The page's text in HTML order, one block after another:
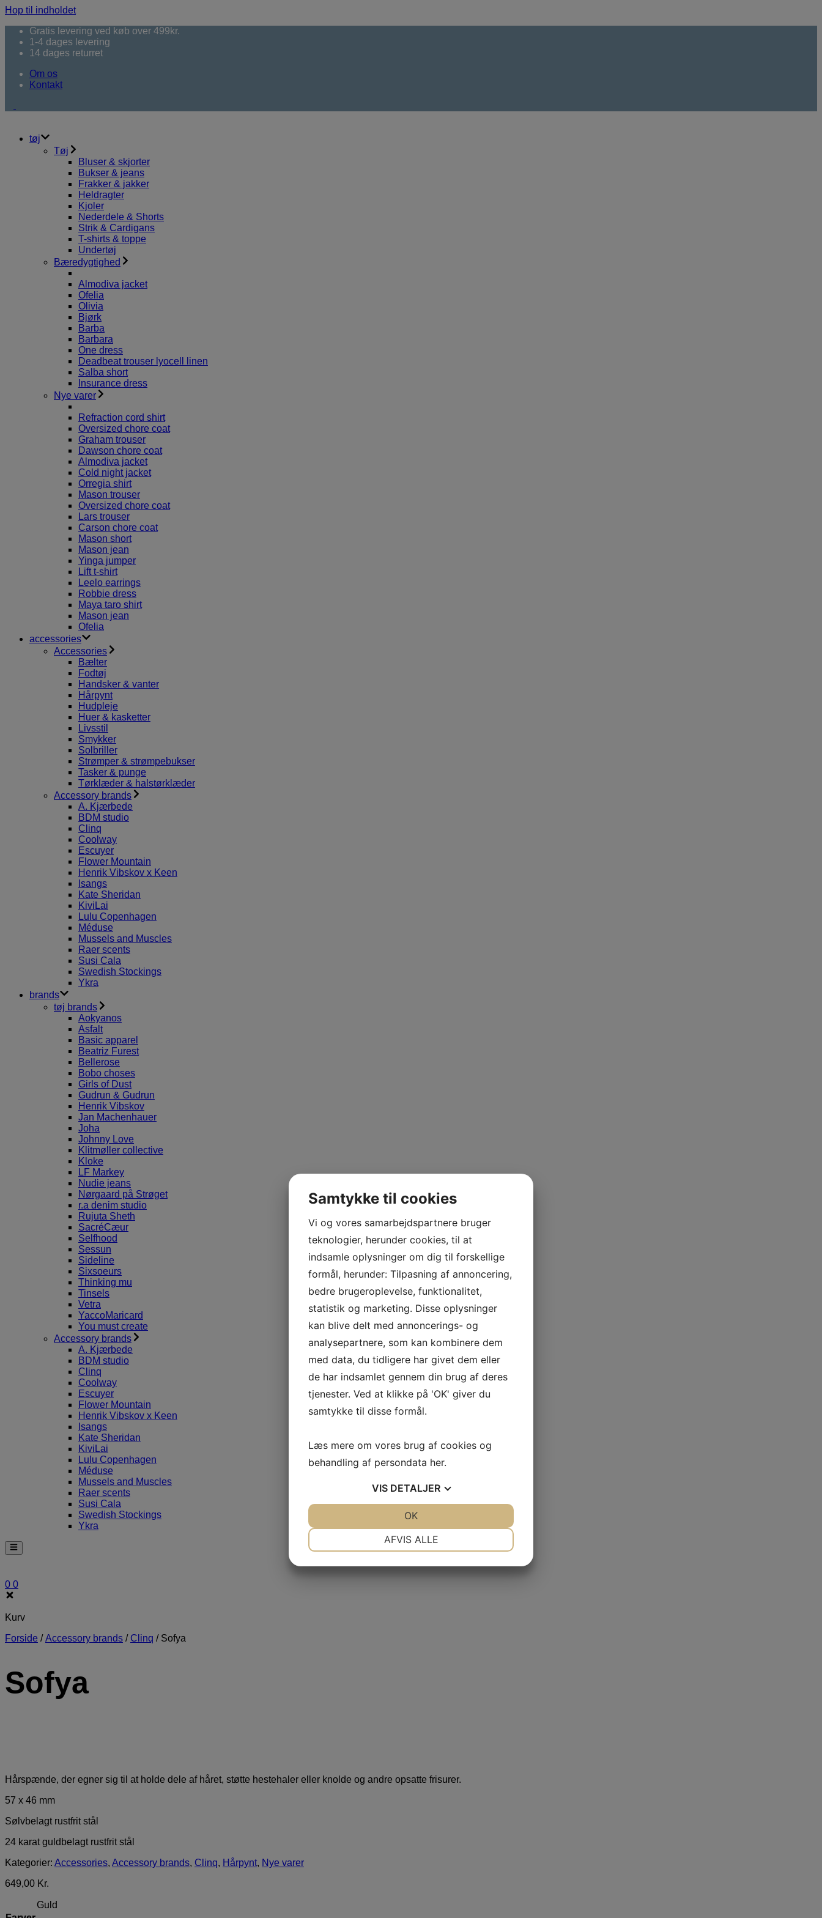
Hop til indholdet
Gratis levering ved køb over 499kr.
1-4 dages levering
14 dages returret
Om os
Kontakt
tøj
Tøj
Bluser & skjorter
Bukser & jeans
Frakker & jakker
Heldragter
Kjoler
Nederdele & Shorts
Strik & Cardigans
T-shirts & toppe
Undertøj
Bæredygtighed
Almodiva jacket
Ofelia
Olivia
Bjørk
Barba
Barbara
One dress
Deadbeat trouser lyocell linen
Salba short
Insurance dress
Nye varer
Refraction cord shirt
Oversized chore coat
Graham trouser
Dawson chore coat
Almodiva jacket
Cold night jacket
Orregia shirt
Mason trouser
Oversized chore coat
Lars trouser
Carson chore coat
Mason short
Mason jean
Yinga jumper
Lift t-shirt
Leelo earrings
Robbie dress
Maya taro shirt
Mason jean
Ofelia
accessories
Accessories
Bælter
Fodtøj
Handsker & vanter
Hårpynt
Hudpleje
Huer & kasketter
Livsstil
Smykker
Solbriller
Strømper & strømpebukser
Tasker & punge
Tørklæder & halstørklæder
Accessory brands
A. Kjærbede
BDM studio
Clinq
Coolway
Escuyer
Flower Mountain
Henrik Vibskov x Keen
Isangs
Kate Sheridan
KiviLai
Lulu Copenhagen
Méduse
Mussels and Muscles
Raer scents
Susi Cala
Swedish Stockings
Ykra
brands
tøj brands
Aokyanos
Asfalt
Basic apparel
Beatriz Furest
Bellerose
Bobo choses
Girls of Dust
Gudrun & Gudrun
Henrik Vibskov
Jan Machenhauer
Joha
Johnny Love
Klitmøller collective
Kloke
LF Markey
Nudie jeans
Nørgaard på Strøget
r.a denim studio
Rujuta Sheth
SacréCæur
Selfhood
Sessun
Sideline
Sixsoeurs
Thinking mu
Tinsels
Vetra
YaccoMaricard
You must create
Accessory brands
A. Kjærbede
BDM studio
Clinq
Coolway
Escuyer
Flower Mountain
Henrik Vibskov x Keen
Isangs
Kate Sheridan
KiviLai
Lulu Copenhagen
Méduse
Mussels and Muscles
Raer scents
Susi Cala
Swedish Stockings
Ykra
0 0
Kurv
Forside /Accessory brands / Clinq / Sofya
Sofya
Hårspænde, der egner sig til at holde dele af håret, støtte hestehaler eller knolde og andre opsatte frisurer.
57 x 46 mm
Sølvbelagt rustfrit stål
24 karat guldbelagt rustfrit stål
Kategorier: Accessories, Accessory brands, Clinq, Hårpynt, Nye varer
649,00 Kr.
Guld
Samtykke til cookies
Vi og vores samarbejdspartnere bruger
teknologier, herunder cookies, til at
indsamle oplysninger om dig til forskellige
formål, herunder: Tilpasning af annoncering,
bedre brugeroplevelse, funktionalitet,
statistik og marketing. Disse oplysninger
kan blive delt med annoncerings- og
analysepartnere, som kan kombinere dem
med data, du tidligere har givet dem eller
de har indsamlet gennem din brug af deres
tjenester. Ved at klikke på 'OK' giver du
samtykke til disse formål.
Læs mere om vores brug af cookies og
behandling af persondata her.
VIS DETALJER
AFVIS ALLE
OK